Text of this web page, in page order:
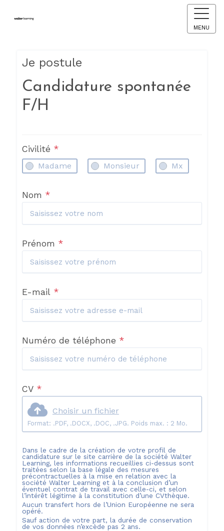
MENU
Je postule
Candidature spontanée
F/H
Civilité *
Madame Monsieur Mx
Nom *
Prénom *
E-mail *
Numéro de téléphone *
CV *
Choisir un fichier
Format: .PDF, .DOCX, .DOC, .JPG. Poids max. : 2 Mo.
Dans le cadre de la création de votre profil de
candidature sur le site carrière de la société Walter
Learning, les informations recueillies ci-dessus sont
traitées selon la base légale des mesures
précontractuelles à la mise en relation avec la
société Walter Learninget à la conclusion d’un
éventuel contrat de travail avec celle-ci, et selon
l’intérêt légitime à la constitution d’une CVthèque.
Aucun transfert hors de l’Union Européenne ne sera
opéré.
Sauf action de votre part, la durée de conservation
de vos données n’excède pas 2 ans.